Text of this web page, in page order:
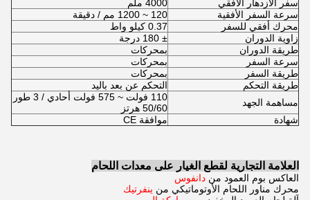
سفر الازدهار الأفقي
4000 ملم
سرعة السفر الأفقية
120 ~ 1200 مم / دقيقة
محرك أفقي للسفر
0.37 كيلو واط
زاوية الدوران
± 180 درجة
طريقة الدوران
بمحركات
سرعة السفر
بمحركات
طريقة السفر
بمحركات
طريقة التحكم
التحكم عن بعد باليد
مساهمة الجهد
110 فولت ~ 575 فولت أحادي / 3 طور
50/60 هرتز
شهادة
موافقة CE
العلامة التجارية لقطع الغيار على معدات اللحام
العاكس بوم العمود من دانفوس
محرك مناور اللحام الأوتوماتيكي من ينفرتيك